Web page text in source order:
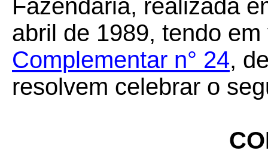
Fazendária, realizada
abril de 1989, tendo
Complementar n° 24,
resolvem celebrar o